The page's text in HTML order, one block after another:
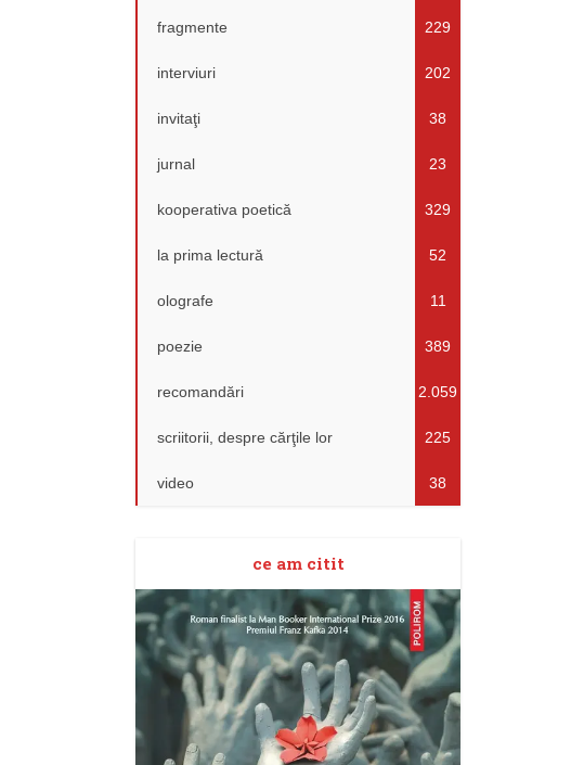
fragmente 229
interviuri 202
invitaţi 38
jurnal 23
kooperativa poetică 329
la prima lectură 52
olografe 11
poezie 389
recomandări 2.059
scriitorii, despre cărţile lor 225
video 38
ce am citit